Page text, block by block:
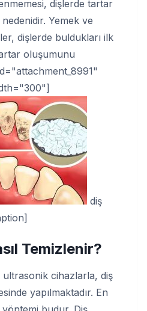
dişlerde tartar
Yemek ve
dişlerde buldukları ilk
oluşumunu
diş
Temizlenir?
ultrasonik cihazlarla, diş
yapılmaktadır. En